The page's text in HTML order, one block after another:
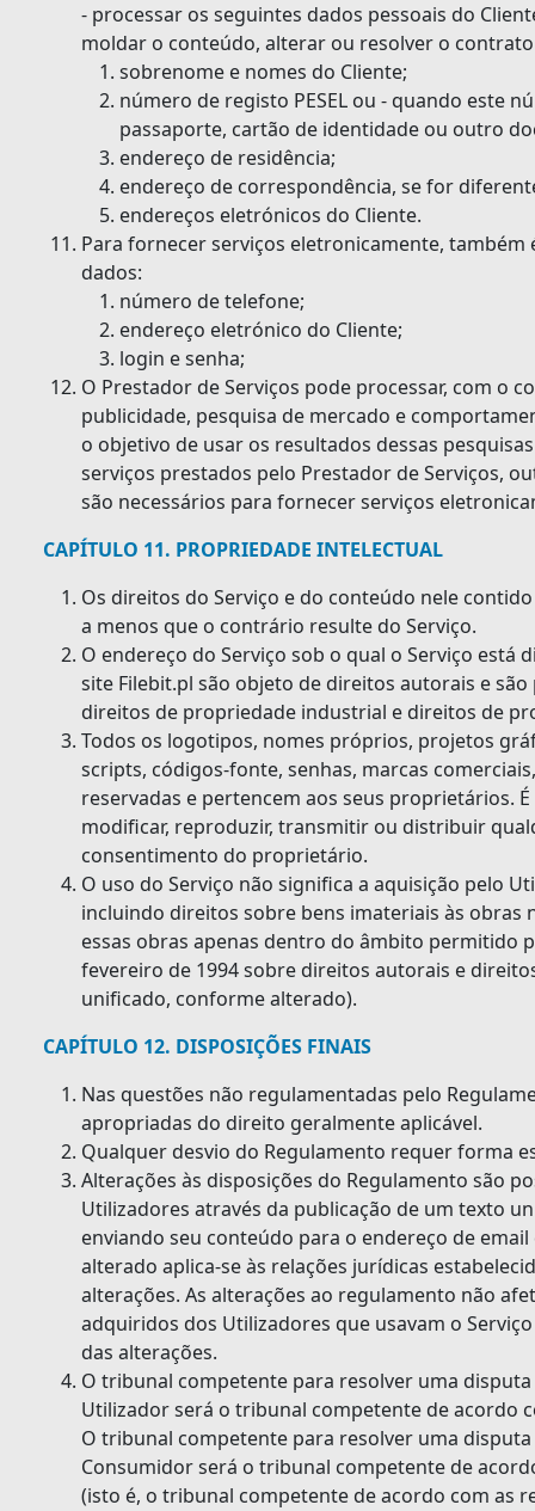
- processar os seguintes dados pessoais do
moldar o conteúdo, alterar ou resolver o
sobrenome e nomes do Cliente;
número de registo PESEL ou - quando este
passaporte, cartão de identidade ou outro
endereço de residência;
endereço de correspondência, se for
endereços eletrónicos do Cliente.
Para fornecer serviços eletronicamente,
dados:
número de telefone;
endereço eletrónico do Cliente;
login e senha;
O Prestador de Serviços pode processar, com o
publicidade, pesquisa de mercado e
o objetivo de usar os resultados dessas
serviços prestados pelo Prestador de Serviços,
são necessários para fornecer serviços
CAPÍTULO 11. PROPRIEDADE INTELECTUAL
Os direitos do Serviço e do conteúdo nele
a menos que o contrário resulte do Serviço.
O endereço do Serviço sob o qual o Serviço está
site Filebit.pl são objeto de direitos autorais e
direitos de propriedade industrial e direitos de
Todos os logotipos, nomes próprios, projetos
scripts, códigos-fonte, senhas, marcas
reservadas e pertencem aos seus proprietários.
modificar, reproduzir, transmitir ou distribuir
consentimento do proprietário.
O uso do Serviço não significa a aquisição pelo
incluindo direitos sobre bens imateriais às obras
essas obras apenas dentro do âmbito permitido
fevereiro de 1994 sobre direitos autorais e
unificado, conforme alterado).
CAPÍTULO 12. DISPOSIÇÕES FINAIS
Nas questões não regulamentadas pelo
apropriadas do direito geralmente aplicável.
Qualquer desvio do Regulamento requer forma
Alterações às disposições do Regulamento são
Utilizadores através da publicação de um texto
enviando seu conteúdo para o endereço de
alterado aplica-se às relações jurídicas
alterações. As alterações ao regulamento não
adquiridos dos Utilizadores que usavam o
das alterações.
O tribunal competente para resolver uma
Utilizador será o tribunal competente de acordo
O tribunal competente para resolver uma
Consumidor será o tribunal competente de
(isto é, o tribunal competente de acordo com as